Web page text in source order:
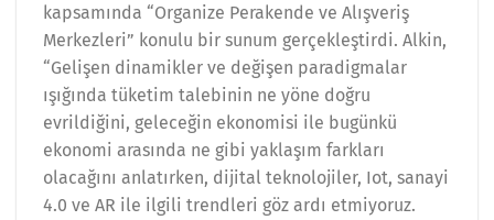
kapsamında “Organize Perakende ve Alışveriş
Merkezleri” konulu bir sunum gerçekleştirdi. Alkin,
“Gelişen dinamikler ve değişen paradigmalar
ışığında tüketim talebinin ne yöne doğru
evrildiğini, geleceğin ekonomisi ile bugünkü
ekonomi arasında ne gibi yaklaşım farkları
olacağını anlatırken, dijital teknolojiler, Iot, sanayi
4.0 ve AR ile ilgili trendleri göz ardı etmiyoruz.